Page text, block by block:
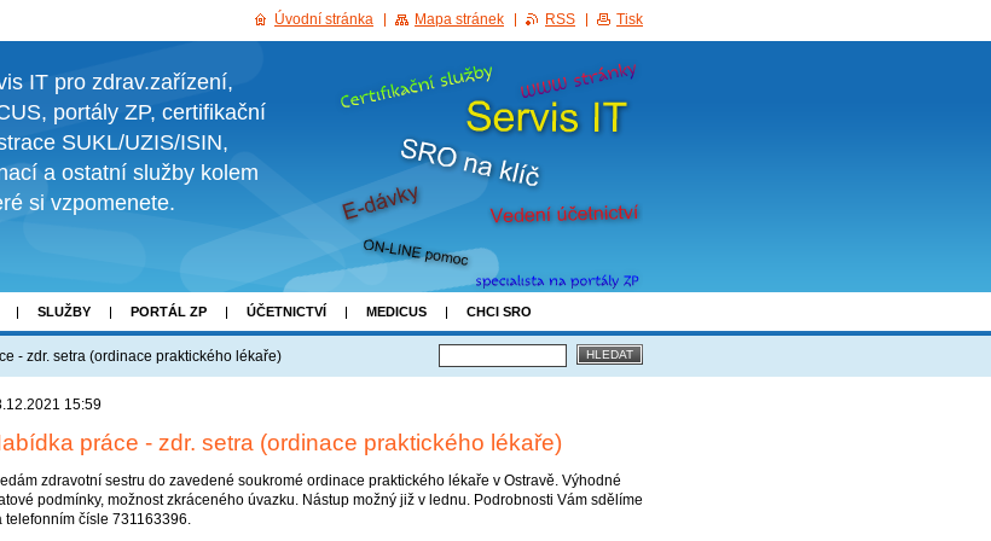
IT pro zdrav.zařízení,
portály ZP, certifikační
SUKL/UZIS/ISIN,
a ostatní služby kolem
si vzpomenete.
SLUŽBY PORTÁL ZP ÚČETNICTVÍ MEDICUS CHCI SRO
- zdr. setra (ordinace praktického lékaře)
15:59
práce - zdr. setra (ordinace praktického lékaře)
zdravotní sestru do zavedené soukromé ordinace praktického lékaře v Ostravě. Výhodné
podmínky, možnost zkráceného úvazku. Nástup možný již v lednu. Podrobnosti Vám sdělíme
telefonním čísle 731163396.
Úvodní stránka Mapa stránek RSS Tisk